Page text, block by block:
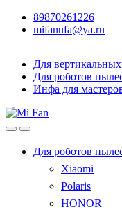
89870261226
mifanufa@ya.ru
Для
Для роботов
Инфа для
Для роботов
Xiaomi
Polaris
HONOR